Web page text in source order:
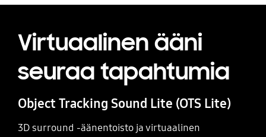
Virtuaalinen ääni
seuraa tapahtumia
Object Tracking Sound Lite (OTS Lite)
3D surround -äänentoisto ja virtuaalinen